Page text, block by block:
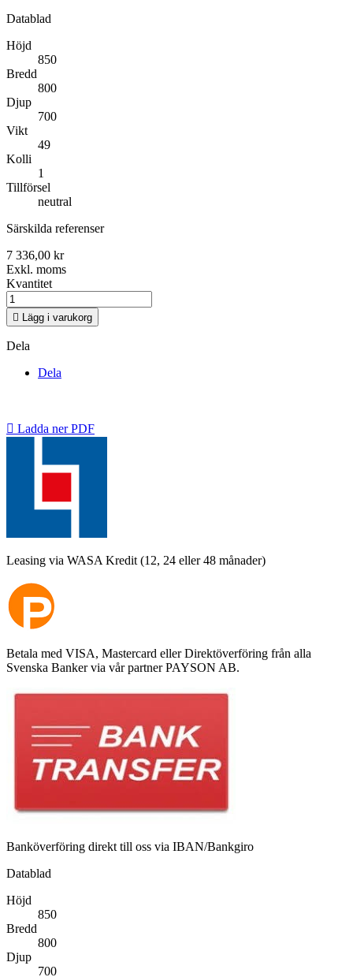
Datablad
Höjd
850
Bredd
800
Djup
700
Vikt
49
Kolli
1
Tillförsel
neutral
Särskilda referenser
7 336,00 kr
Exkl. moms
Kvantitet
 Lägg i varukorg
Dela
Dela
 Ladda ner PDF
Leasing via WASA Kredit (12, 24 eller 48 månader)
Betala med VISA, Mastercard eller Direktöverföring från alla
Svenska Banker via vår partner PAYSON AB.
Banköverföring direkt till oss via IBAN/Bankgiro
Datablad
Höjd
850
Bredd
800
Djup
700